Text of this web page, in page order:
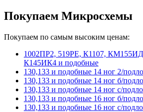
Покупаем Микросхемы
Покупаем по самым высоким ценам:
1002ПР2, 519РЕ, К1107,
К145ИК4 и подобные
130,133 и подобные 14 ног 2/
130,133 и подобные 14 ног б/
130,133 и подобные 14 ног с/
130,133 и подобные 16 ног б/
130,133 и подобные 16 ног с/